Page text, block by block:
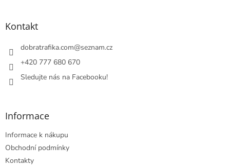
Kontakt
dobratrafika.com@seznam.cz
+420 777 680 670
Sledujte nás na Facebooku!
Informace
Informace k nákupu
Obchodní podmínky
Kontakty